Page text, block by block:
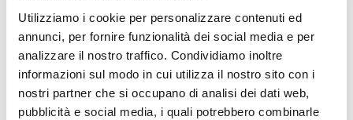
Utilizziamo i cookie per personalizzare contenuti ed
annunci, per fornire funzionalità dei social media e per
analizzare il nostro traffico. Condividiamo inoltre
informazioni sul modo in cui utilizza il nostro sito con i
nostri partner che si occupano di analisi dei dati web,
pubblicità e social media, i quali potrebbero combinarle
24 PEZZI PER 6 PERSONE